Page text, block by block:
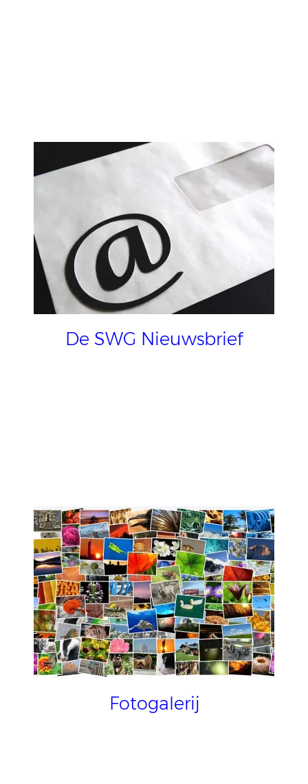
De SWG Nieuwsbrief
Fotogalerij